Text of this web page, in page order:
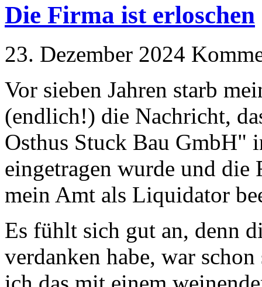
Die Firma ist erloschen
23. Dezember 2024
Vor sieben Jahren starb
(endlich!) die Nachricht,
Osthus Stuck Bau GmbH"
eingetragen wurde und
mein Amt als Liquidator
Es fühlt sich gut an, denn
verdanken habe, war